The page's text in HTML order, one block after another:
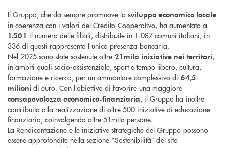
Il Gruppo, che da sempre promuove lo sviluppo economico locale
in coerenza con i valori del Credito Cooperativo, ha aumentato a
1.501 il numero delle filiali, distribuite in 1.087 comuni italiani; in
336 di questi rappresenta l’unica presenza bancaria.
Nel 2025 sono state sostenute oltre 21mila iniziative nei territori,
in ambiti quali socio-assistenziale, sport e tempo libero, cultura,
formazione e ricerca, per un ammontare complessivo di 64,5
milioni di euro. Con l’obiettivo di favorire una maggiore
consapevolezza economico-finanziaria, il Gruppo ha inoltre
contribuito alla realizzazione di oltre 500 iniziative di educazione
finanziaria, coinvolgendo oltre 51mila persone.
La Rendicontazione e le iniziative strategiche del Gruppo possono
essere approfondite nella sezione “Sostenibilità” del sito